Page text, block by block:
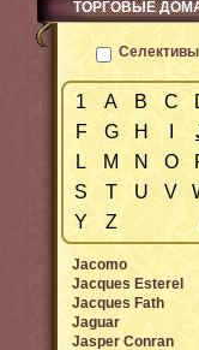
ТОРГОВЫЕ
Селективы
1 A B C
F
G H
L
M N O
S
T U V
Y
Z
Jacomo
Jacques Esterel
Jacques Fath
Jaguar
Jasper Conran